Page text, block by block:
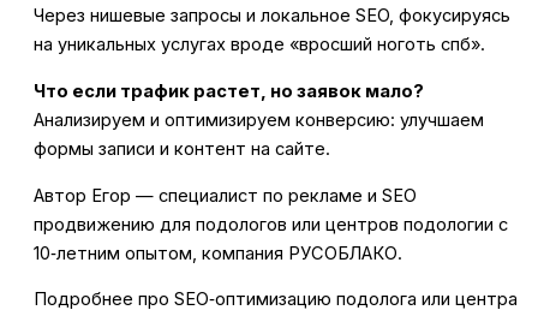
Через нишевые запросы и локальное SEO, фокусируясь
на уникальных услугах вроде «вросший ноготь спб».
Что если трафик растет, но заявок мало?
Анализируем и оптимизируем конверсию: улучшаем
формы записи и контент на сайте.
Автор Егор — специалист по рекламе и SEO
продвижению для подологов или центров подологии с
10‑летним опытом, компания РУСОБЛАКО.
Подробнее про SEO‑оптимизацию подолога или центра